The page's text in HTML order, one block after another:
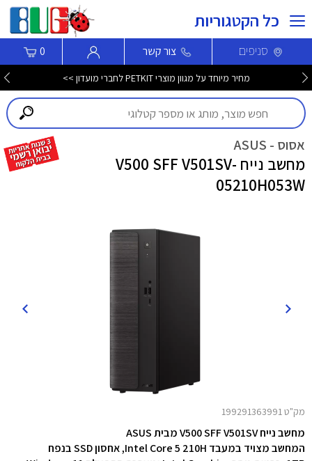
כל הקטגוריות
סניפים צור קשר 0
מחיר מיוחד על מגוון מוצרי PETKIT לחברי מועדון >>
אסוס - ASUS
מחשב נייח V500 SFF V501SV-
05210H053W
מק"ט 199291363991
מחשב נייח V500 SFF V501SV מבית ASUS
המחשב מצויד במעבד Intel Core 5 210H,
אחסון SSD בנפח